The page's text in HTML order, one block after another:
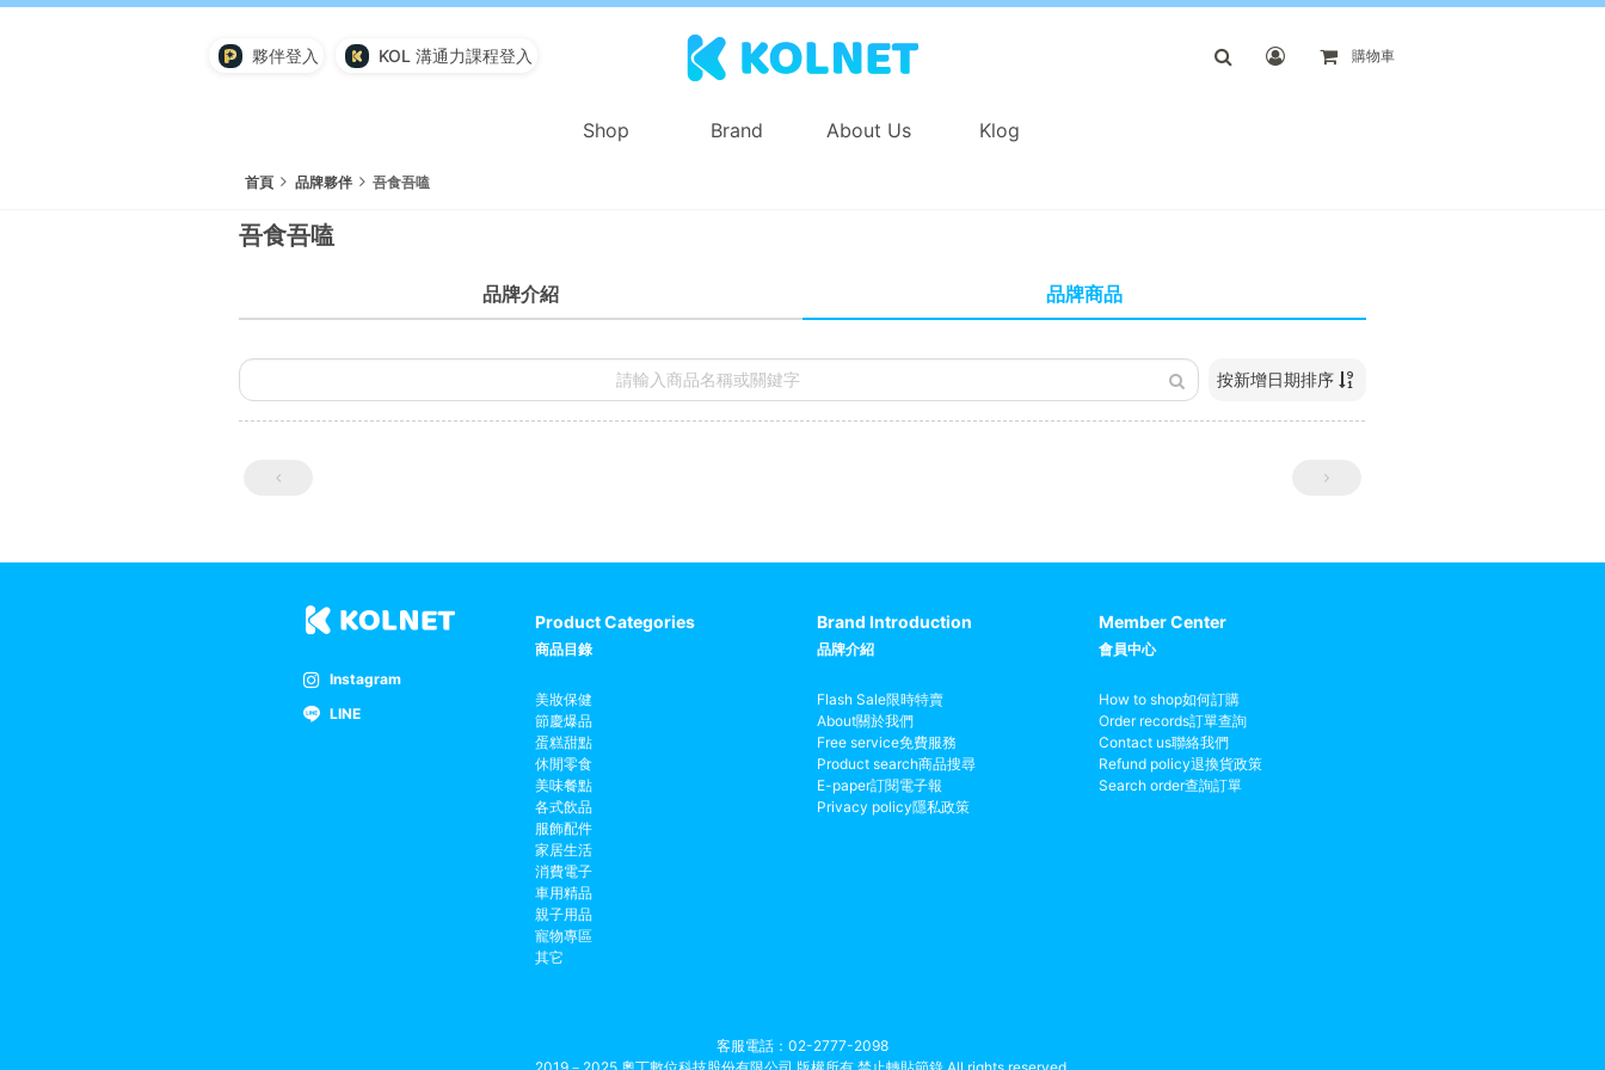
夥伴登入 KOL 溝通力課程登入 購物車
Shop Brand About Us Klog
首頁 品牌夥伴 吾食吾嗑
吾食吾嗑
品牌介紹 品牌商品
按新增日期排序
Instagram
LINE
Product Categories
商品目錄
美妝保健
節慶爆品
蛋糕甜點
休閒零食
美味餐點
各式飲品
服飾配件
家居生活
消費電子
車用精品
親子用品
寵物專區
其它
Brand Introduction
品牌介紹
Flash Sale限時特賣
About關於我們
Free service免費服務
Product search商品搜尋
E-paper訂閱電子報
Privacy policy隱私政策
Member Center
會員中心
How to shop如何訂購
Order records訂單查詢
Contact us聯絡我們
Refund policy退換貨政策
Search order查詢訂單
客服電話
02-2777-2098